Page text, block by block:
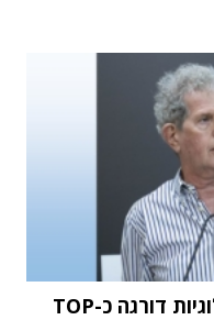
מחקר STKI השנתי: וואן טכנולוגיות דורגה כ-TOP